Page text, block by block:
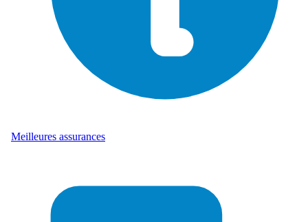
Meilleures assurances